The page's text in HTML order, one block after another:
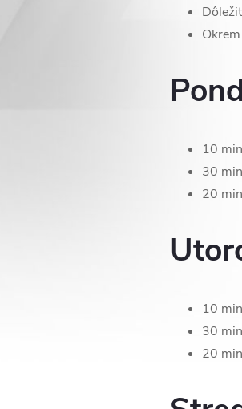
10
30
20
10
30
20